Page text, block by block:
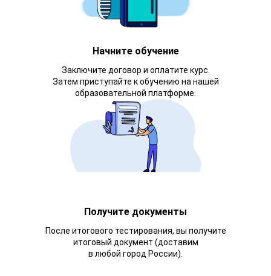
Начните обучение
Заключите договор и оплатите курс.
Затем приступайте к обучению на нашей
образовательной платформе.
Получите документы
После итогового тестирования, вы получите
итоговый документ (доставим
в любой город России).